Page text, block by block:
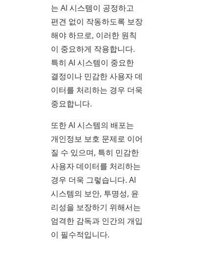
는 AI 시스템이 공정하고
편견 없이 작동하도록 보장
해야 하므로, 이러한 원칙
이 중요하게 작용합니다.
특히 AI 시스템이 중요한
결정이나 민감한 사용자 데
이터를 처리하는 경우 더욱
중요합니다.
또한 AI 시스템의 배포는
개인정보 보호 문제로 이어
질 수 있으며, 특히 민감한
사용자 데이터를 처리하는
경우 더욱 그렇습니다. AI
시스템의 보안, 투명성, 윤
리성을 보장하기 위해서는
엄격한 감독과 인간의 개입
이 필수적입니다.